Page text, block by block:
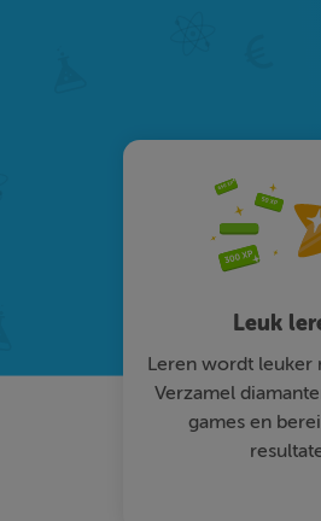
Leuk
Leren wordt leuker
Verzamel
games en